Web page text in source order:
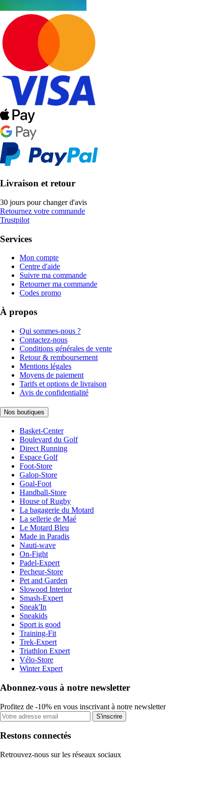
Livraison et retour
30 jours pour changer d'avis
Retournez votre commande
Trustpilot
Services
Mon compte
Centre d'aide
Suivre ma commande
Retourner ma commande
Codes promo
À propos
Qui sommes-nous ?
Contactez-nous
Conditions générales de vente
Retour & remboursement
Mentions légales
Moyens de paiement
Tarifs et options de livraison
Avis de confidentialité
Nos boutiques
Basket-Center
Boulevard du Golf
Direct Running
Espace Golf
Foot-Store
Galop-Store
Goal-Foot
Handball-Store
House of Rugby
La bagagerie du Motard
La sellerie de Maé
Le Motard Bleu
Made in Paradis
Nauti-wave
On-Fight
Padel-Expert
Pecheur-Store
Pet and Garden
Slowood Interior
Smash-Expert
Sneak'In
Sneakids
Sport is good
Training-Fit
Trek-Expert
Triathlon Expert
Vélo-Store
Winter Expert
Abonnez-vous à notre newsletter
Profitez de -10% en vous inscrivant à notre newsletter
S'inscrire
Restons connectés
Retrouvez-nous sur les réseaux sociaux